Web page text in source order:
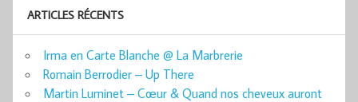
ARTICLES RÉCENTS
Irma en Carte Blanche @ La Marbrerie
Romain Berrodier – Up There
Martin Luminet – Cœur & Quand nos cheveux auront